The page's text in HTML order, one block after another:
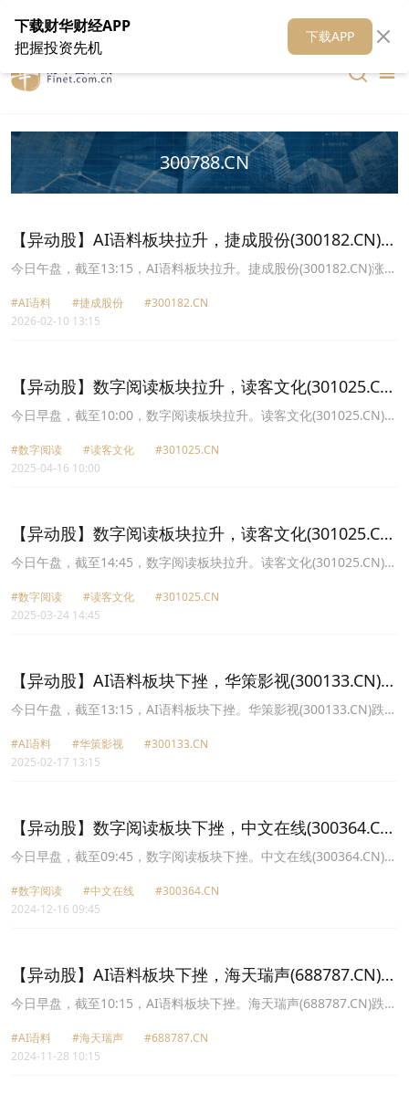
在线客服 关于我们 财华媒体矩阵 财华智库
300788.CN
【异动股】AI语料板块拉升，捷成股份(300182.CN)涨
20.03%
今日午盘，截至13:15，AI语料板块拉升。捷成股份(300182.CN)涨
在线(300364.CN)涨20.01%报42.34元，荣信文化(301231.CN)涨
20.00%报50.69元，华策影视(300133.CN)涨16.35%报11.1元，果麦
#AI语料 #捷成股份
#300182.CN
2026-02-10 13:15
【异动股】数字阅读板块拉升，读客文化(301025.CN)
涨12.89%
今日早盘，截至10:00，数字阅读板块拉升。读客文化(301025.CN)涨
出版(300788.CN)涨3.36%报30.15元，中文在线(300364.CN)涨
3.03%报21.06元，掌阅科技(603533.CN)涨2.70%报18.24元，新华
#数字阅读 #读客文化
#301025.CN
2025-04-16 10:00
【异动股】数字阅读板块拉升，读客文化(301025.CN)
涨19.96%
今日午盘，截至14:45，数字阅读板块拉升。读客文化(301025.CN)涨
出版(300788.CN)涨5.49%报34.02元，南方传媒(601900.CN)涨
3.11%报15.58元，新华文轩(601811.CN)涨2.82%报14.6元，中文在
#数字阅读 #读客文化
#301025.CN
2025-03-24 14:45
【异动股】AI语料板块下挫，华策影视(300133.CN)跌
10.12%
今日午盘，截至13:15，AI语料板块下挫。华策影视(300133.CN)跌
出版(300788.CN)跌5.82%报35.9元，视觉中国(000681.CN)跌4.83%
报26.19元，上海电影(601595.CN)跌4.52%报26.19元，福石控股
#AI语料 #华策影视
#300133.CN
2025-02-17 13:15
【异动股】数字阅读板块下挫，中文在线(300364.CN)
跌6.83%
今日早盘，截至09:45，数字阅读板块下挫。中文在线(300364.CN)跌
科技(000727.CN)跌3.88%报3.47元，中信出版(300788.CN)跌3.58%
报35.0元，南方传媒(601900.CN)跌3.53%报15.29元，天音控股
#数字阅读 #中文在线
#300364.CN
2024-12-16 09:45
【异动股】AI语料板块下挫，海天瑞声(688787.CN)跌
5.37%
今日早盘，截至10:15，AI语料板块下挫。海天瑞声(688787.CN)跌
电影(601595.CN)跌4.48%报29.21元，天娱数科(002354.CN)跌
3.60%报4.82元，世纪天鸿(300654.CN)跌3.26%报11.87元，捷成股
#AI语料 #海天瑞声
#688787.CN
2024-11-28 10:15
下载财华财经APP
把握投资先机
下载APP